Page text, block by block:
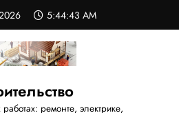
5:44:44 AM
ремонте, электрике,